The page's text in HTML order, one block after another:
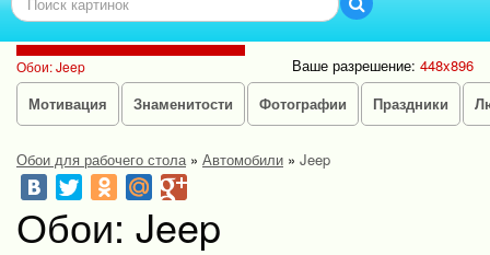
Обои: Jeep Ваше разрешение: 448x896
Мотивация
Знаменитости Фотографии Праздники
Обои для рабочего стола» Автомобили » Jeep
Обои: Jeep